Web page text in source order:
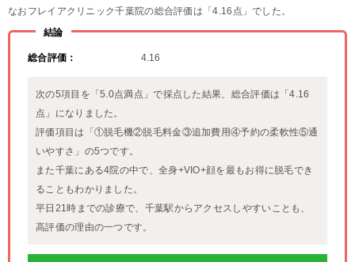
なおフレイアクリニック千葉院の総合評価は「4.16点」でした。
結論
総合評価： 4.16
次の5項目を「5.0点満点」で採点した結果、総合評価は「4.16
点」になりました。
評価項目は「①脱毛機②脱毛料金③追加費用④予約の柔軟性⑤通
いやすさ」の5つです。
また千葉にある4院の中で、全身+VIO+顔を最もお得に脱毛でき
ることもわかりました。
平日21時までの診療で、千葉駅からアクセスしやすいことも、
高評価の理由の一つです。